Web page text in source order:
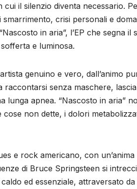
cui il silenzio diventa necessario.
crisi personali e
in aria”, l’EP che segna
e luminosa.
genuino e vero, dall’animo
senza maschere,
apnea. “Nascosto in aria”
non dette, i dolori
e rock americano, con
di Bruce Springsteen si
ed essenziale, attraversato